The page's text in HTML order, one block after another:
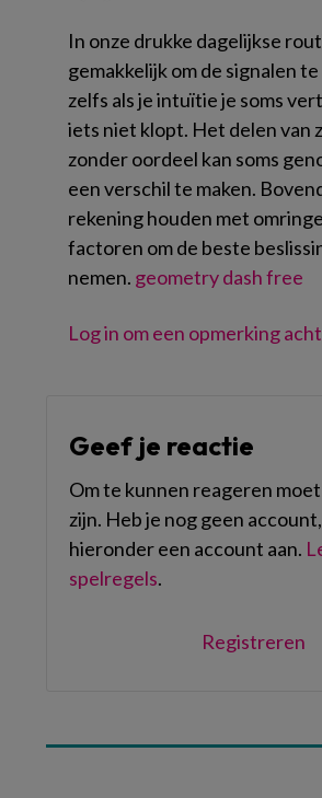
In onze drukke dagelijkse
gemakkelijk om de signalen te
zelfs als je intuïtie je soms
iets niet klopt. Het delen van
zonder oordeel kan soms
een ​​verschil te maken.
rekening houden met
factoren om de beste
nemen. geometry dash free
Log in om een opmerking
Geef je reactie
Om te kunnen reageren
zijn. Heb je nog geen
hieronder een account aan.
spelregels.
Registreren